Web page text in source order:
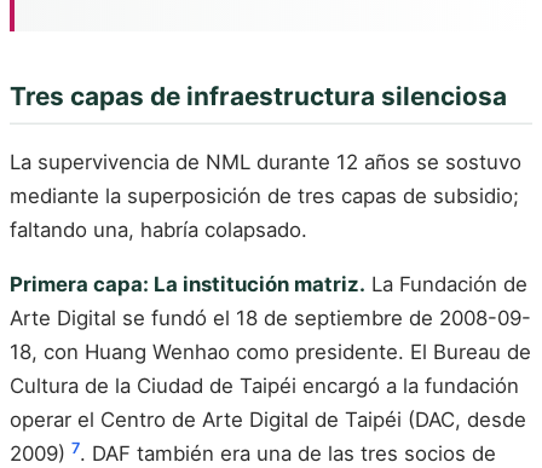
Tres capas de infraestructura silenciosa
La supervivencia de NML durante 12 años se sostuvo
mediante la superposición de tres capas de subsidio;
faltando una, habría colapsado.
Primera capa: La institución matriz. La Fundación de
Arte Digital se fundó el 18 de septiembre de 2008-09-
18, con Huang Wenhao como presidente. El Bureau de
Cultura de la Ciudad de Taipéi encargó a la fundación
operar el Centro de Arte Digital de Taipéi (DAC, desde
2009) 7. DAF también era una de las tres socios de